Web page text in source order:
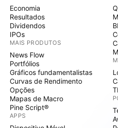
Economia
Resultados
Dividendos
IPOs
MAIS PRODUTOS
News Flow
Portfólios
Gráficos fundamentalistas
Curvas de Rendimento
Opções
Mapas de Macro
Pine Script®
APPS